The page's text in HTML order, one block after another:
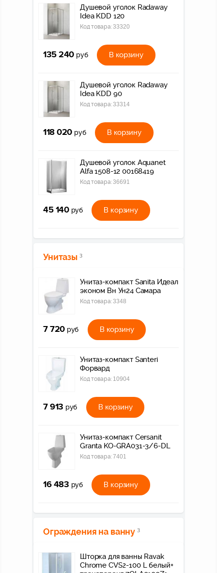
Душевой уголок Radaway
Idea KDD 120
Код товара:33320
135 240 руб В корзину
Душевой уголок Radaway
Idea KDD 90
Код товара:33314
118 020 руб В корзину
Душевой уголок Aquanet
Alfa 1508-12 00168419
Код товара:36691
45 140 руб В корзину
Унитазы 3
Унитаз-компакт Sanita Идеал
эконом Вн Ун24 Самара
Код товара:3348
7 720 руб В корзину
Унитаз-компакт Santeri
Форвард
Код товара: 10904
7 913 руб В корзину
Унитаз-компакт Cersanit
Granta KO-GRA031-3/6-DL
Код товара:7401
16 483 руб В корзину
Ограждения на ванну 3
Шторка для ванны Ravak
Chrome CVS2-100 L белый+